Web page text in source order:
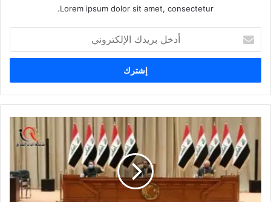
Lorem ipsum dolor sit amet, consectetur.
بريدك
الإلكتروني
الاقتصاد
النيابية:
بعض
الكتل
سترفض